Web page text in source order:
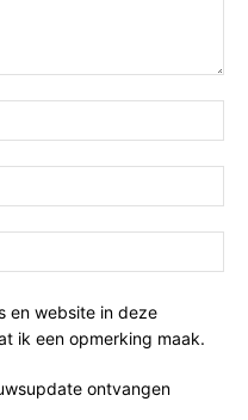
en website in deze
ik een opmerking maak.
ontvangen